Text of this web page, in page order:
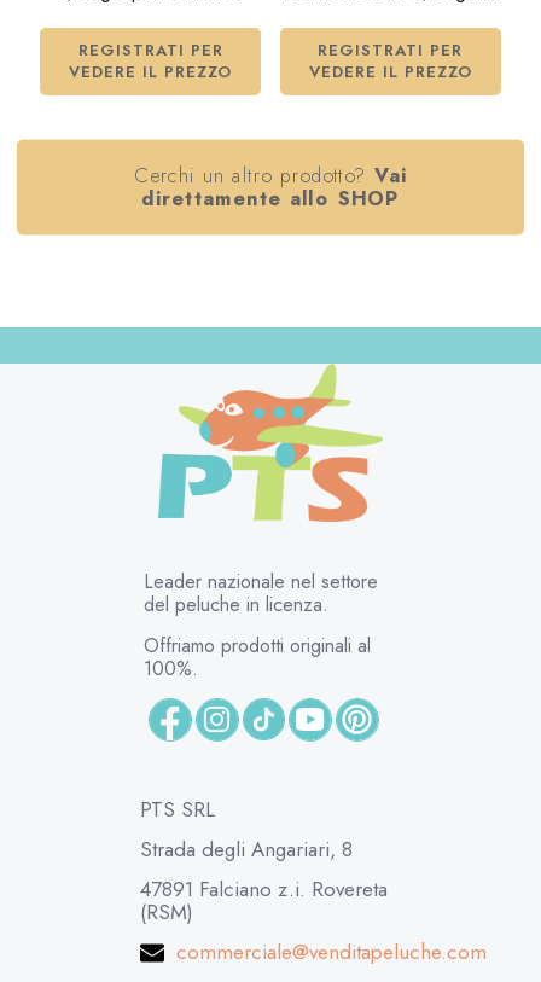
REGISTRATI PER
VEDERE IL PREZZO
REGISTRATI PER
VEDERE IL PREZZO
Cerchi un altro prodotto? Vai
direttamente allo SHOP
Leader nazionale nel settore
del peluche in licenza.
Offriamo prodotti originali al
100%.
PTS SRL
Strada degli Angariari, 8
47891 Falciano z.i. Rovereta
(RSM)
commerciale@venditapeluche.com